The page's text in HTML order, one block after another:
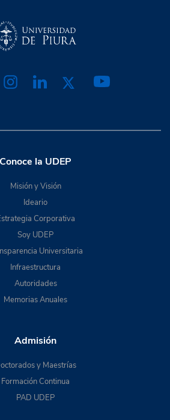
Conoce la UDEP
Misión y Visión
Ideario
Corporativa
Soy UDEP
Universitaria
Infraestructura
Autoridades
Memorias Anuales
Admisión
y Maestrías
Formación Continua
PAD UDEP